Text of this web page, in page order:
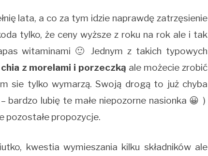
lata, a co za tym idzie naprawdę zatrzęsienie
tylko, że ceny wyższe z roku na rok ale i tak
witaminami 🙂 Jednym z takich typowych
z morelami i porzeczką ale możecie zrobić
sie tylko wymarzą. Swoją drogą to już chyba
lubię te małe niepozorne nasionka 😀 )
pozostałe propozycje.
kwestia wymieszania kilku składników ale